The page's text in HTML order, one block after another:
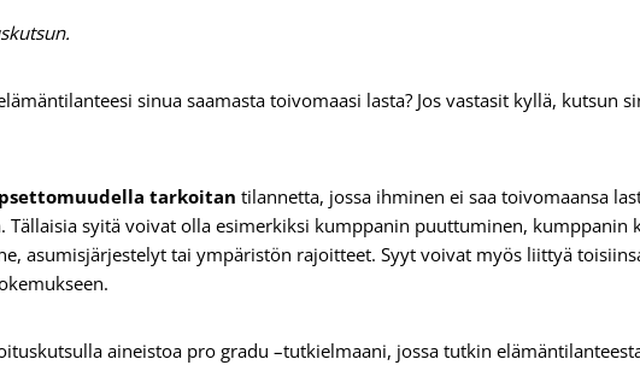
sinua saamasta toivomaasi lasta? Jos vastasit kyllä, kutsun
tarkoitan tilannetta, jossa ihminen ei saa toivomaansa
Tällaisia syitä voivat olla esimerkiksi kumppanin puuttuminen, kumppanin
asumisjärjestelyt tai ympäristön rajoitteet. Syyt voivat myös liittyä
aineistoa pro gradu –tutkielmaani, jossa tutkin